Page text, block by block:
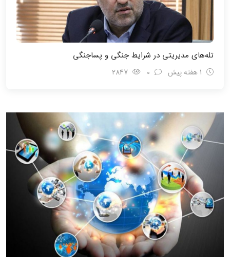
تله‌های مدیریتی در شرایط جنگی و پسا‌جنگی